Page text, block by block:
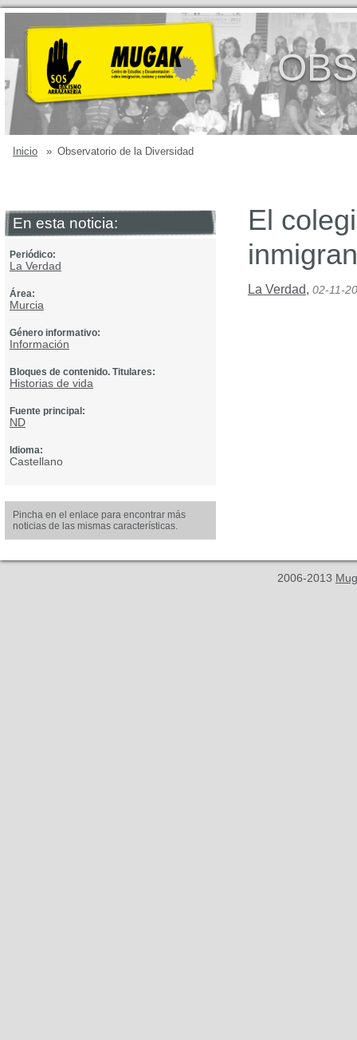
Inicio » Observatorio de la Diversidad
En esta noticia:
Periódico:
La Verdad
Área:
Murcia
Género informativo:
Información
Bloques de contenido. Titulares:
Historias de vida
Fuente principal:
ND
Idioma:
Castellano
Pincha en el enlace para encontrar más
noticias de las mismas características.
El
La Verdad, 02-11-
2006-2013